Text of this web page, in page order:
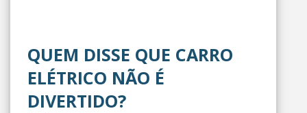
QUEM DISSE QUE CARRO
ELÉTRICO NÃO É
DIVERTIDO?